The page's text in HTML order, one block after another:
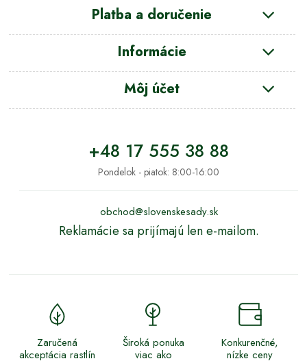
Platba a doručenie
Informácie
Môj účet
+48 17 555 38 88
Pondelok - piatok: 8:00-16:00
obchod@slovenskesady.sk
Reklamácie sa prijímajú len e-mailom.
Zaručená
akceptácia rastlín
Široká ponuka
viac ako
Konkurenčné,
nízke ceny